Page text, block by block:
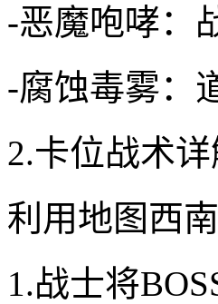
-恶魔咆哮：
-腐蚀毒雾：
2.卡位战术
利用地图西
1.战士将